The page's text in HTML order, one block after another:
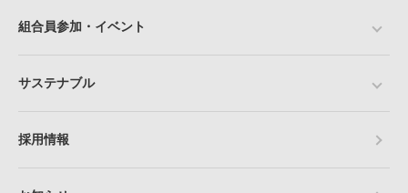
組合員参加・イベント
サステナブル
採用情報